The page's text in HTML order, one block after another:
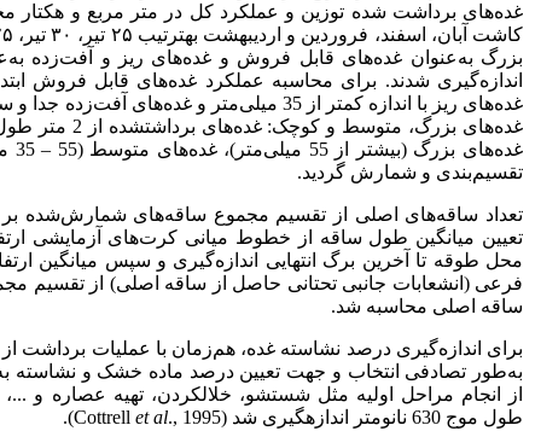
غده‌های برداشت شده توزین و عملکرد کل در متر مربع و هکتار
بزرگ به‌عنوان غده‌های قابل فروش و غده‌های ریز و آفت‌زده
اندازه‌گیری شدند. برای محاسبه عملکرد غده‌های قابل فروش
غده‌های ریز با اندازه کمتر از 35 میلی‌متر و
غده‌های بزرگ،
تقسیم‌بندی و شمارش گردید.
تعداد ساقه‌های اصلی از تقسیم مجموع ساقه‌های شمارش‌شده
تعیین میانگین طول ساقه از خطوط میانی کرت‌های آزمایشی
محل طوقه تا آخرین برگ انتهایی اندازه‌گیری و سپس میانگین
فرعی (انشعابات جانبی تحتانی حاصل از ساقه اصلی) از تقسیم
ساقه اصلی محاسبه شد.
برای اندازه‌گیری درصد نشاسته غده، هم‌زمان با عملیات برداشت
به‌طور تصادفی انتخاب و جهت تعیین درصد ماده خشک و نشاسته
از انجام مراحل اولیه مثل شستشو، خلال­کردن، تهیه عصاره و
طول موج 630 نانومتر اندازه­گیری شد (Cottrell
et al., 1995).